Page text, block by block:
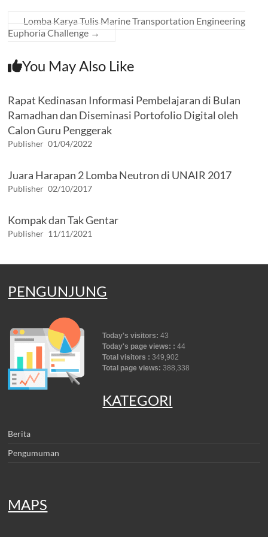
Lomba Karya Tulis Marine Transportation Engineering
Euphoria Challenge →
You May Also Like
Rapat Kedinasan Informasi Pembelajaran di Bulan
Ramadhan dan Diseminasi Portofolio Digital oleh
Calon Guru Penggerak
Publisher 01/04/2022
Juara Harapan 2 Lomba Neutron di UNAIR 2017
Publisher 02/10/2017
Kompak dan Tak Gentar
Publisher 11/11/2021
PENGUNJUNG
Today's visitors:43
Today's page views: :44
Total visitors :349,902
Total page views:388,338
KATEGORI
Berita
Pengumuman
MAPS